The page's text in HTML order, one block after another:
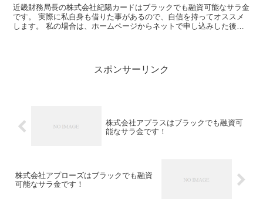
近畿財務局長の株式会社紀陽カードはブラックでも融資可能なサラ金
です。 実際に私自身も借りた事があるので、自信を持ってオススメ
します。 私の場合は、ホームページからネットで申し込みした後に
スポンサーリンク
株式会社アプラスはブラックでも融資可
能なサラ金です！
株式会社アプローズはブラックでも融資
可能なサラ金です！